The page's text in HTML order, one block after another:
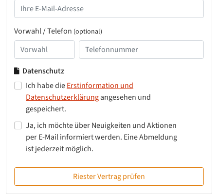
Vorwahl / Telefon (optional)
Datenschutz
Ich habe dieErstinformation und
Datenschutzerklärungangesehen und
gespeichert.
Ja, ich möchte über Neuigkeiten und Aktionen
per E-Mail informiert werden. Eine Abmeldung
ist jederzeit möglich.
Riester Vertrag prüfen